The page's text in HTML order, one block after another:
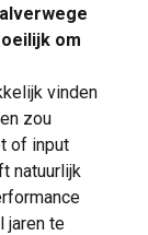
om
vinden
zou
of input
natuurlijk
jaren te